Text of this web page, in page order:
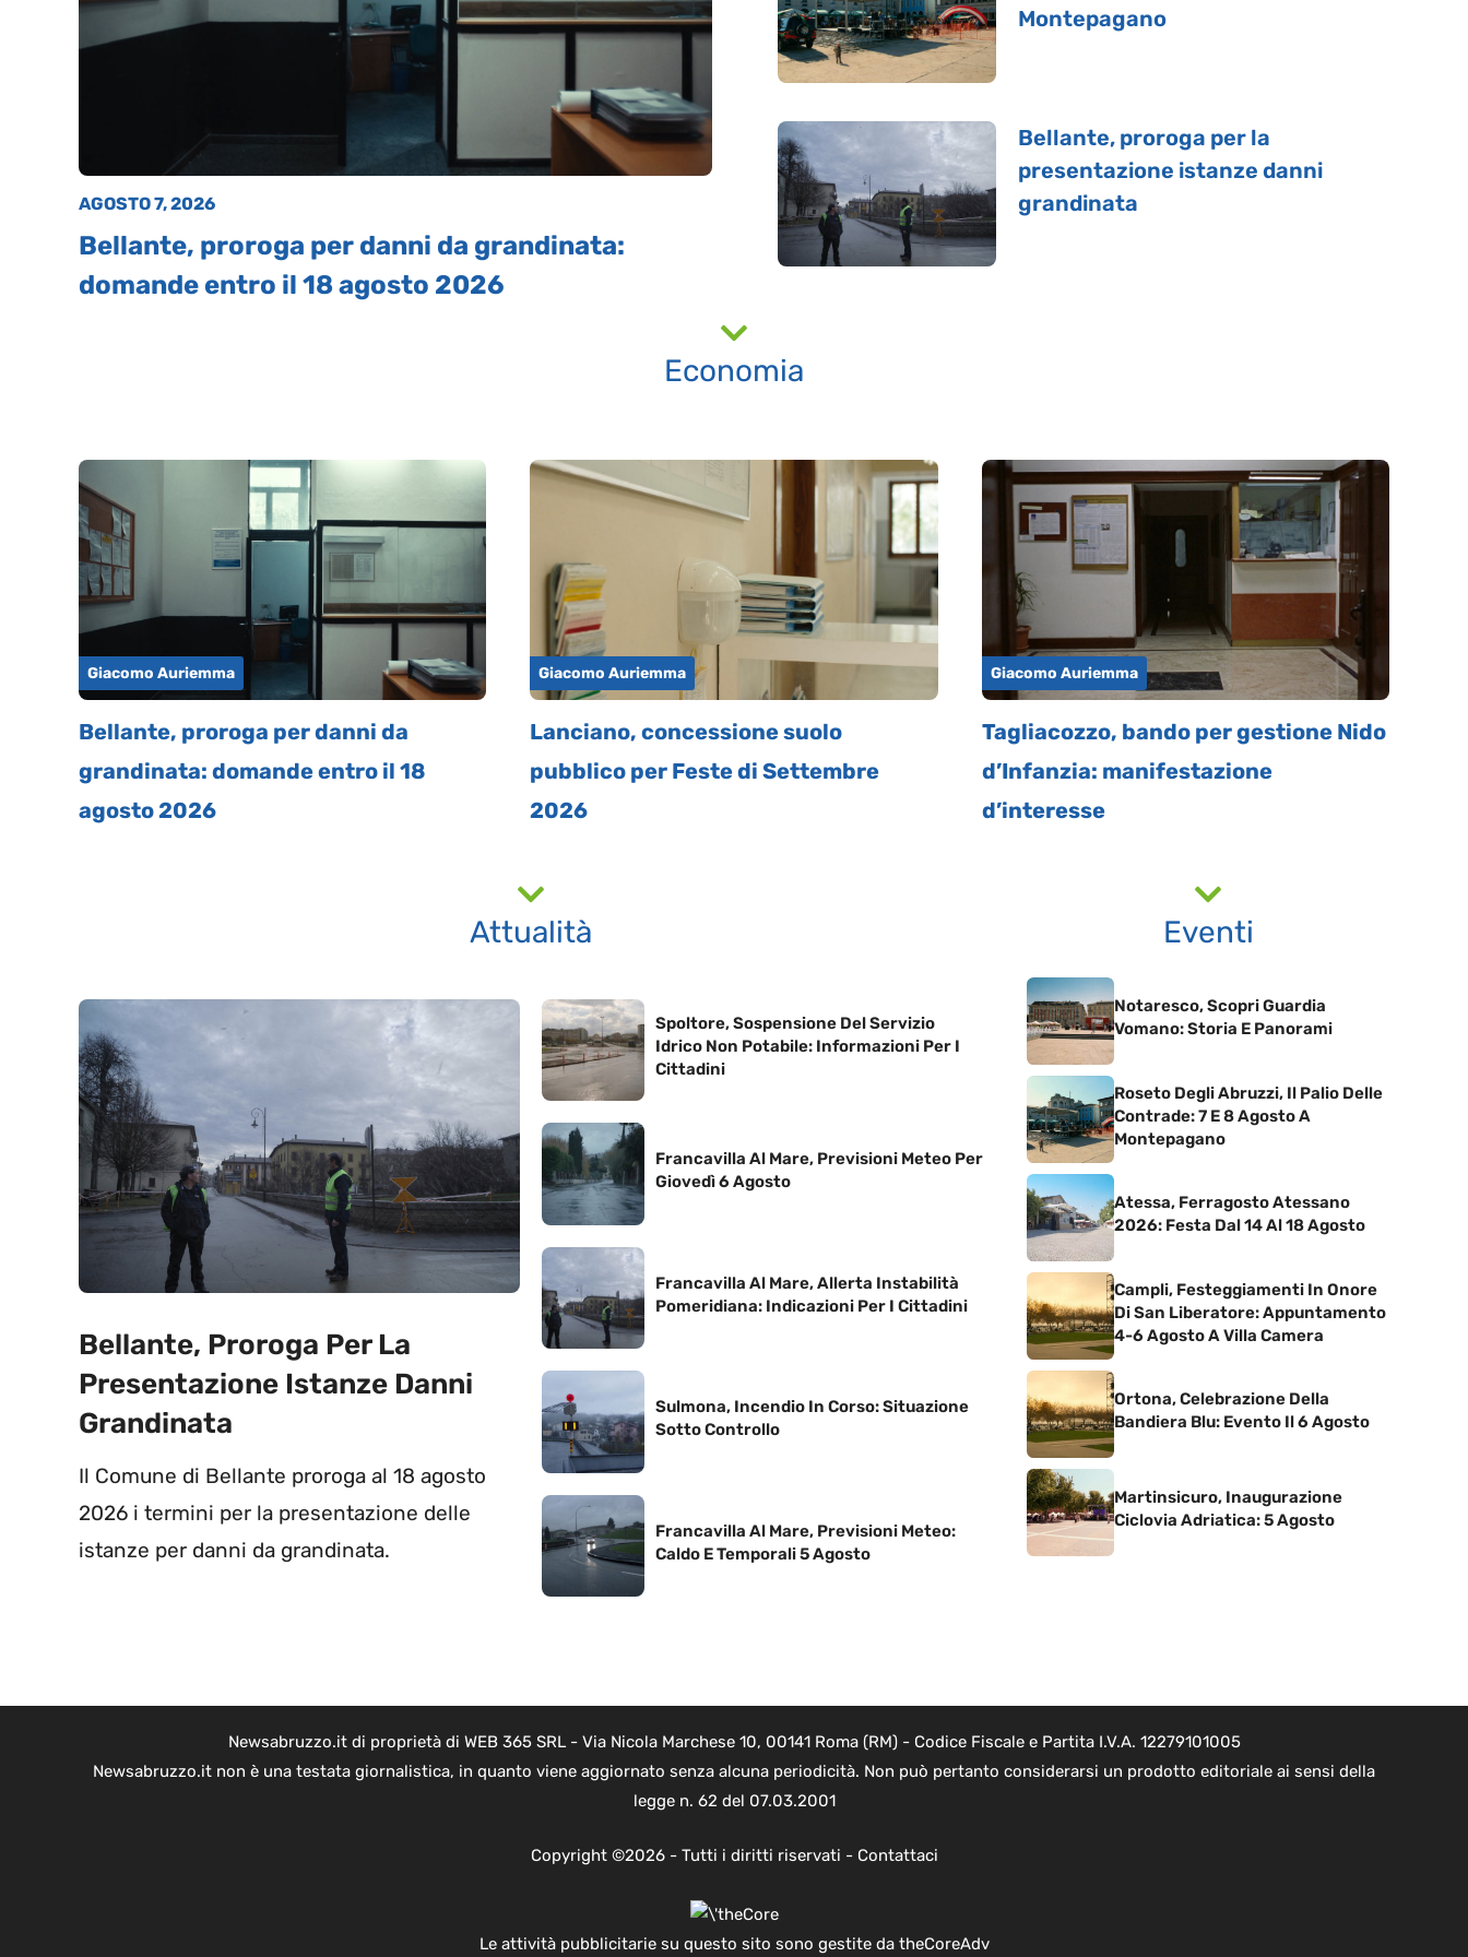
AGOSTO 7, 2026
Bellante, proroga per danni da grandinata:
domande entro il 18 agosto 2026
Montepagano
Bellante, proroga per la
presentazione istanze danni
grandinata
Economia
Giacomo Auriemma
Bellante, proroga per danni da
grandinata: domande entro il 18
agosto 2026
Giacomo Auriemma
Lanciano, concessione suolo
pubblico per Feste di Settembre
2026
Giacomo Auriemma
Tagliacozzo, bando per gestione Nido
d’Infanzia: manifestazione
d’interesse
Attualità
Bellante, Proroga Per La
Presentazione Istanze Danni
Grandinata
Il Comune di Bellante proroga al 18 agosto
2026 i termini per la presentazione delle
istanze per danni da grandinata.
Spoltore, Sospensione Del Servizio
Idrico Non Potabile: Informazioni Per I
Cittadini
Francavilla Al Mare, Previsioni Meteo Per
Giovedì 6 Agosto
Francavilla Al Mare, Allerta Instabilità
Pomeridiana: Indicazioni Per I Cittadini
Sulmona, Incendio In Corso: Situazione
Sotto Controllo
Francavilla Al Mare, Previsioni Meteo:
Caldo E Temporali 5 Agosto
Eventi
Notaresco, Scopri Guardia
Vomano: Storia E Panorami
Roseto Degli Abruzzi, Il Palio Delle
Contrade: 7 E 8 Agosto A
Montepagano
Atessa, Ferragosto Atessano
2026: Festa Dal 14 Al 18 Agosto
Campli, Festeggiamenti In Onore
Di San Liberatore: Appuntamento
4-6 Agosto A Villa Camera
Ortona, Celebrazione Della
Bandiera Blu: Evento Il 6 Agosto
Martinsicuro, Inaugurazione
Ciclovia Adriatica: 5 Agosto
Newsabruzzo.it di proprietà di WEB 365 SRL - Via Nicola Marchese 10, 00141 Roma (RM) - Codice Fiscale e Partita I.V.A. 12279101005
Newsabruzzo.it non è una testata giornalistica, in quanto viene aggiornato senza alcuna periodicità. Non può pertanto considerarsi un prodotto editoriale ai sensi della
legge n. 62 del 07.03.2001
Copyright ©2026 - Tutti i diritti riservati - Contattaci
Le attività pubblicitarie su questo sito sono gestite da theCoreAdv